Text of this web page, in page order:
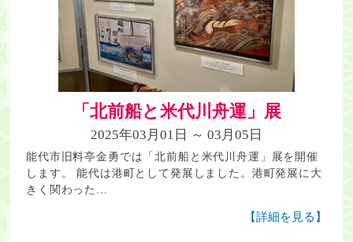
「北前船と米代川舟運」展
2025年03月01日 ～ 03月05日
能代市旧料亭金勇では「北前船と米代川舟運」展を開催
します。 能代は港町として発展しました。港町発展に大
きく関わった...
【詳細を見る】